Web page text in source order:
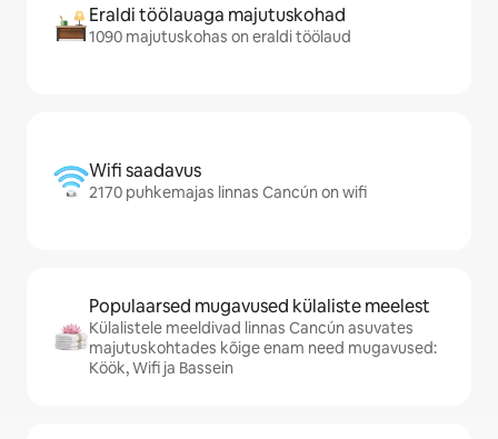
Eraldi töölauaga majutuskohad
1090 majutuskohas on eraldi töölaud
Wifi saadavus
2170 puhkemajas linnas Cancún on wifi
Populaarsed mugavused külaliste meelest
Külalistele meeldivad linnas Cancún asuvates
majutuskohtades kõige enam need mugavused:
Köök, Wifi ja Bassein